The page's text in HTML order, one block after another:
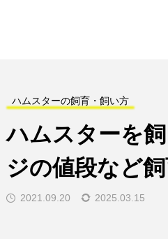
ハムスターの飼育・飼い方
ハムスターを
ジの値段など
2021.09.20 2025.03.15